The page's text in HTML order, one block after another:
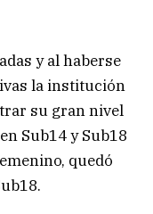
y al haberse
la institución
su gran nivel
Sub14 y Sub18
quedó